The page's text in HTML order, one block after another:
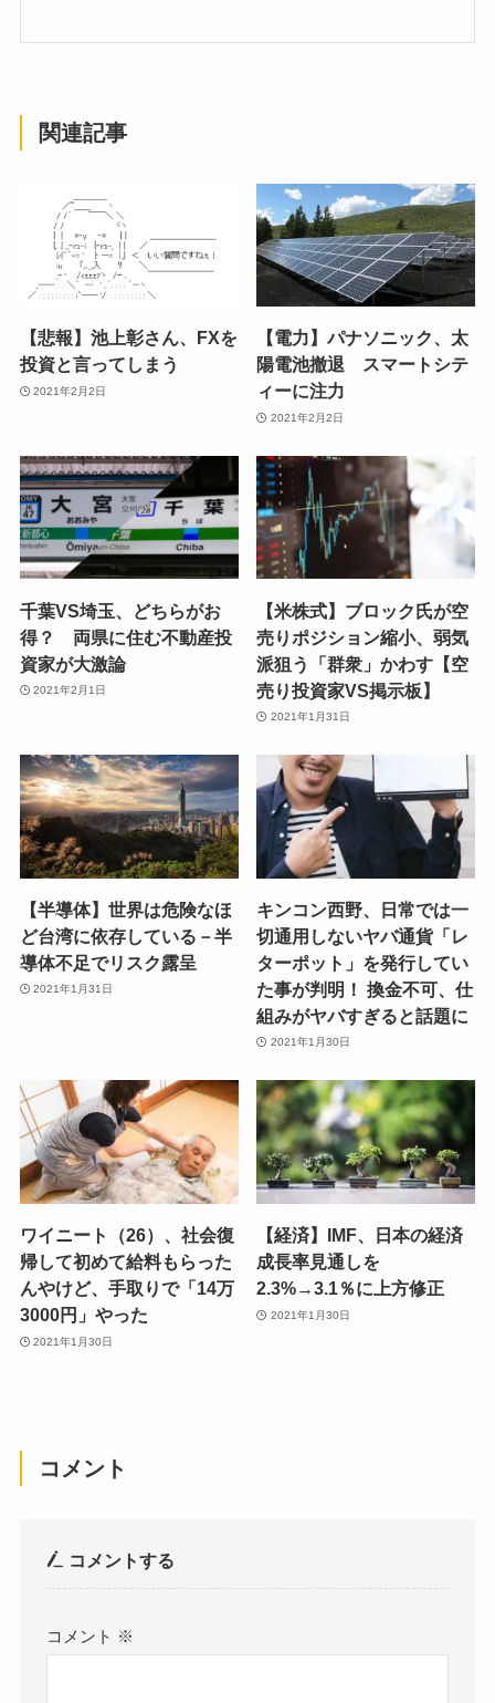
関連記事
【悲報】池上彰さん、FXを
投資と言ってしまう
2021年2月2日
【電力】パナソニック、太
陽電池撤退 スマートシテ
ィーに注力
2021年2月2日
千葉VS埼玉、どちらがお
得？ 両県に住む不動産投
資家が大激論
2021年2月1日
【米株式】ブロック氏が空
売りポジション縮小、弱気
派狙う「群衆」かわす【空
売り投資家VS掲示板】
2021年1月31日
【半導体】世界は危険なほ
ど台湾に依存している－半
導体不足でリスク露呈
2021年1月31日
キンコン西野、日常では一
切通用しないヤバ通貨「レ
ターポット」を発行してい
た事が判明！ 換金不可、仕
組みがヤバすぎると話題に
2021年1月30日
ワイニート（26）、社会復
帰して初めて給料もらった
んやけど、手取りで「14万
3000円」やった
2021年1月30日
【経済】IMF、日本の経済
成長率見通しを
2.3%→3.1％に上方修正
2021年1月30日
コメント
コメントする
コメント ※